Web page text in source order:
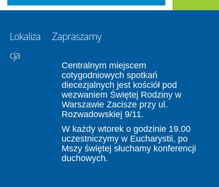
Lokaliza
cja
Zapraszamy
Centralnym miejscem
cotygodniowych spotkań
diecezjalnych jest kościół pod
wezwaniem Świętej Rodziny w
Warszawie Zacisze przy ul.
Rozwadowskiej 9/11.
W każdy wtorek o godzinie 19.00
uczestniczymy w Eucharystii, po
Mszy świętej słuchamy konferencji
duchowych.